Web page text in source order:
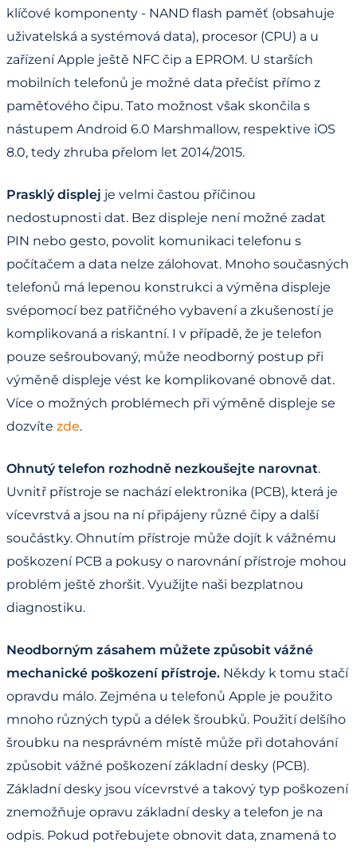
klíčové komponenty - NAND flash paměť (obsahuje
uživatelská a systémová data), procesor (CPU) a u
zařízení Apple ještě NFC čip a EPROM. U starších
mobilních telefonů je možné data přečíst přímo z
paměťového čipu. Tato možnost však skončila s
nástupem Android 6.0 Marshmallow, respektive iOS
8.0, tedy zhruba přelom let 2014/2015.
Prasklý displej je velmi častou příčinou
nedostupnosti dat. Bez displeje není možné zadat
PIN nebo gesto, povolit komunikaci telefonu s
počítačem a data nelze zálohovat. Mnoho současných
telefonů má lepenou konstrukci a výměna displeje
svépomocí bez patřičného vybavení a zkušeností je
komplikovaná a riskantní. I v případě, že je telefon
pouze sešroubovaný, může neodborný postup při
výměně displeje vést ke komplikované obnově dat.
Více o možných problémech při výměně displeje se
dozvíte zde.
Ohnutý telefon rozhodně nezkoušejte narovnat.
Uvnitř přístroje se nachází elektronika (PCB), která je
vícevrstvá a jsou na ní připájeny různé čipy a další
součástky. Ohnutím přístroje může dojít k vážnému
poškození PCB a pokusy o narovnání přístroje mohou
problém ještě zhoršit. Využijte naši bezplatnou
diagnostiku.
Neodborným zásahem můžete způsobit vážné
mechanické poškození přístroje. Někdy k tomu stačí
opravdu málo. Zejména u telefonů Apple je použito
mnoho různých typů a délek šroubků. Použití delšího
šroubku na nesprávném místě může při dotahování
způsobit vážné poškození základní desky (PCB).
Základní desky jsou vícevrstvé a takový typ poškození
znemožňuje opravu základní desky a telefon je na
odpis. Pokud potřebujete obnovit data, znamená to